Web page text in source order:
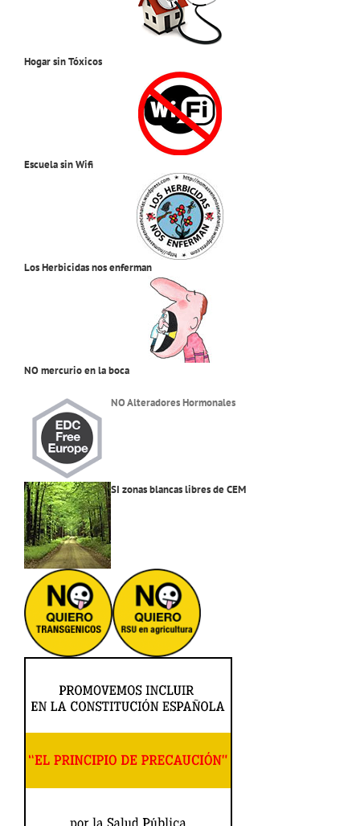
Hogar sin Tóxicos
Escuela sin Wifi
Los Herbicidas nos enferman
NO mercurio en la boca
NO Alteradores Hormonales
SI zonas blancas libres de CEM